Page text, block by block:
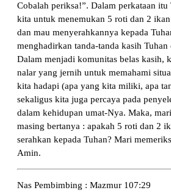
Cobalah periksa!”. Dalam perkataan itu
kita untuk menemukan 5 roti dan 2
dan mau menyerahkannya kepada
menghadirkan tanda-tanda kasih
Dalam menjadi komunitas belas kasih,
nalar yang jernih untuk memahami
kita hadapi (apa yang kita miliki, apa
sekaligus kita juga percaya pada
dalam kehidupan umat-Nya. Maka,
masing bertanya : apakah 5 roti dan 2
serahkan kepada Tuhan? Mari
Amin.
Nas Pembimbing : Mazmur 107:29